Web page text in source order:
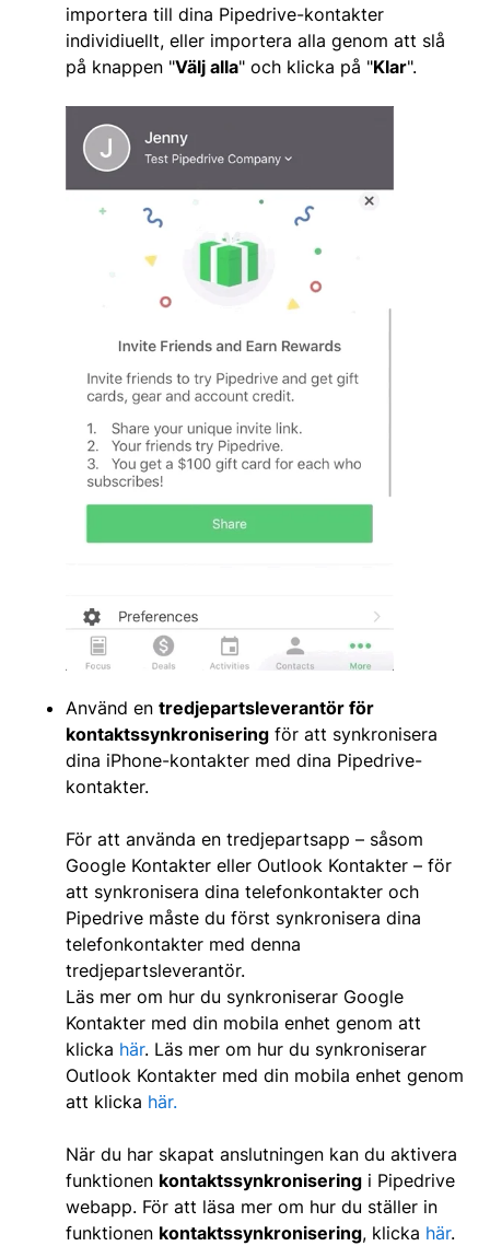
importera till dina Pipedrive-kontakter
individiuellt, eller importera alla genom att slå
på knappen "Välj alla" och klicka på "Klar".
Använd en tredjepartsleverantör för
kontaktssynkronisering för att synkronisera
dina iPhone-kontakter med dina Pipedrive-
kontakter.
För att använda en tredjepartsapp – såsom
Google Kontakter eller Outlook Kontakter – för
att synkronisera dina telefonkontakter och
Pipedrive måste du först synkronisera dina
telefonkontakter med denna
tredjepartsleverantör.
Läs mer om hur du synkroniserar Google
Kontakter med din mobila enhet genom att
klicka här. Läs mer om hur du synkroniserar
Outlook Kontakter med din mobila enhet genom
att klicka här.
När du har skapat anslutningen kan du aktivera
funktionen kontaktssynkronisering i Pipedrive
webapp. För att läsa mer om hur du ställer in
funktionen kontaktssynkronisering, klicka här.